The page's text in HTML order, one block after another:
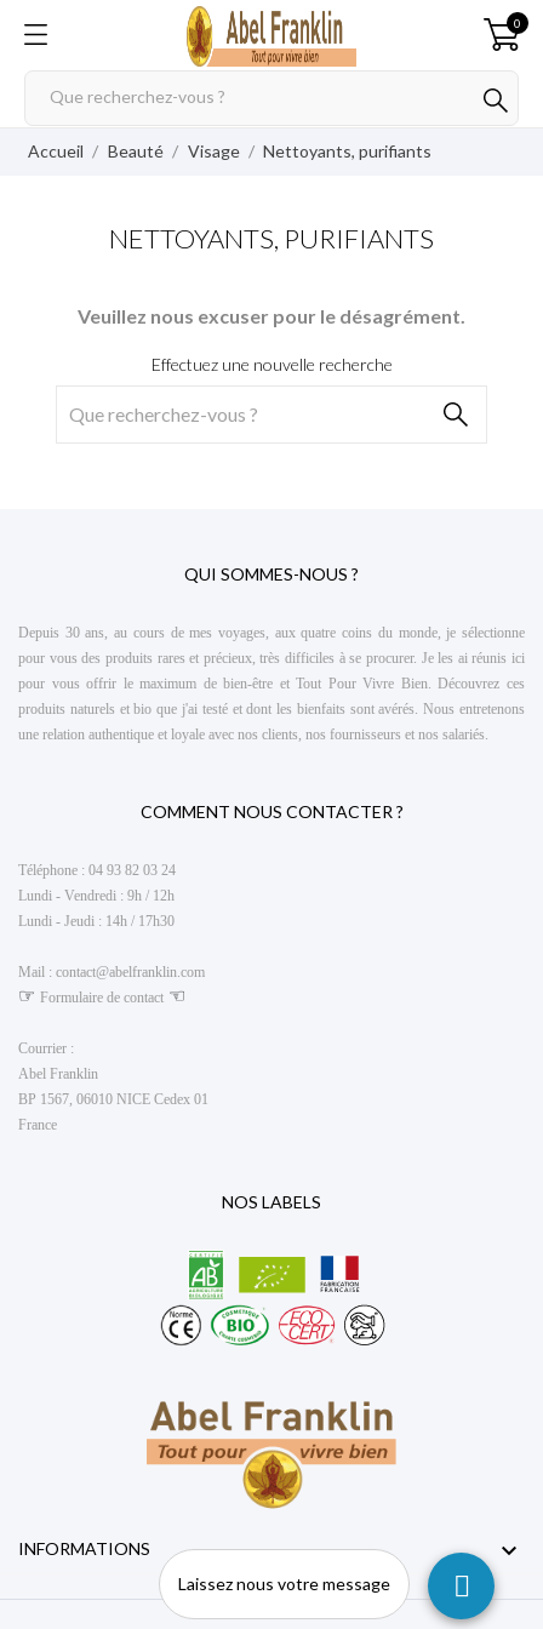
Laissez nous votre message
0
Accueil Beauté Visage Nettoyants, purifiants
NETTOYANTS, PURIFIANTS
Veuillez nous excuser pour le désagrément.
Effectuez une nouvelle recherche
QUI SOMMES-NOUS ?
Depuis 30 ans, au cours de mes voyages, aux quatre coins du monde, je sélectionne
pour vous des produits rares et précieux, très difficiles à se procurer. Je les ai réunis ici
pour vous offrir le maximum debien-être et Tout Pour Vivre Bien. Découvrez ces
produits naturels et bio que j'ai testé et dont les bienfaits sont avérés. Nous entretenons
une relation authentique et loyale avec nos clients, nos fournisseurs et nos salariés.
COMMENT NOUS CONTACTER ?
Téléphone : 04 93 82 03 24
Lundi - Vendredi : 9h / 12h
Lundi - Jeudi : 14h / 17h30
Mail : contact@abelfranklin.com
☞ Formulaire de contact ☜
Courrier :
Abel Franklin
BP 1567, 06010 NICE Cedex 01
France
NOS LABELS
INFORMATIONS 